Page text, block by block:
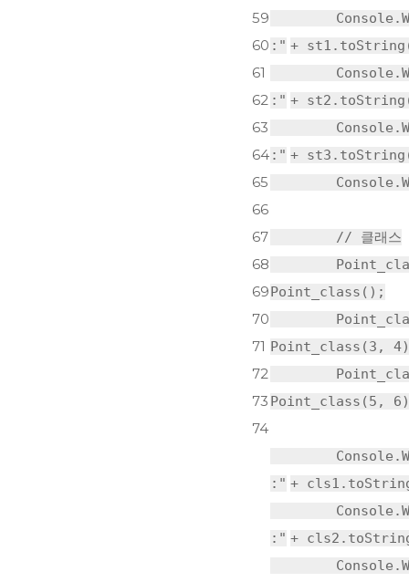
59
60
61
62
63
64
65
66
67
68
69
70
71
72
73
74
:" +
:" +
:" +
// 클래스
Point_class();
Point_class(3,
Point_class(5,
:" +
:" +